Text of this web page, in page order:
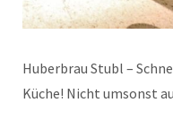
Huberbrau Stubl –
Küche! Nicht umsonst